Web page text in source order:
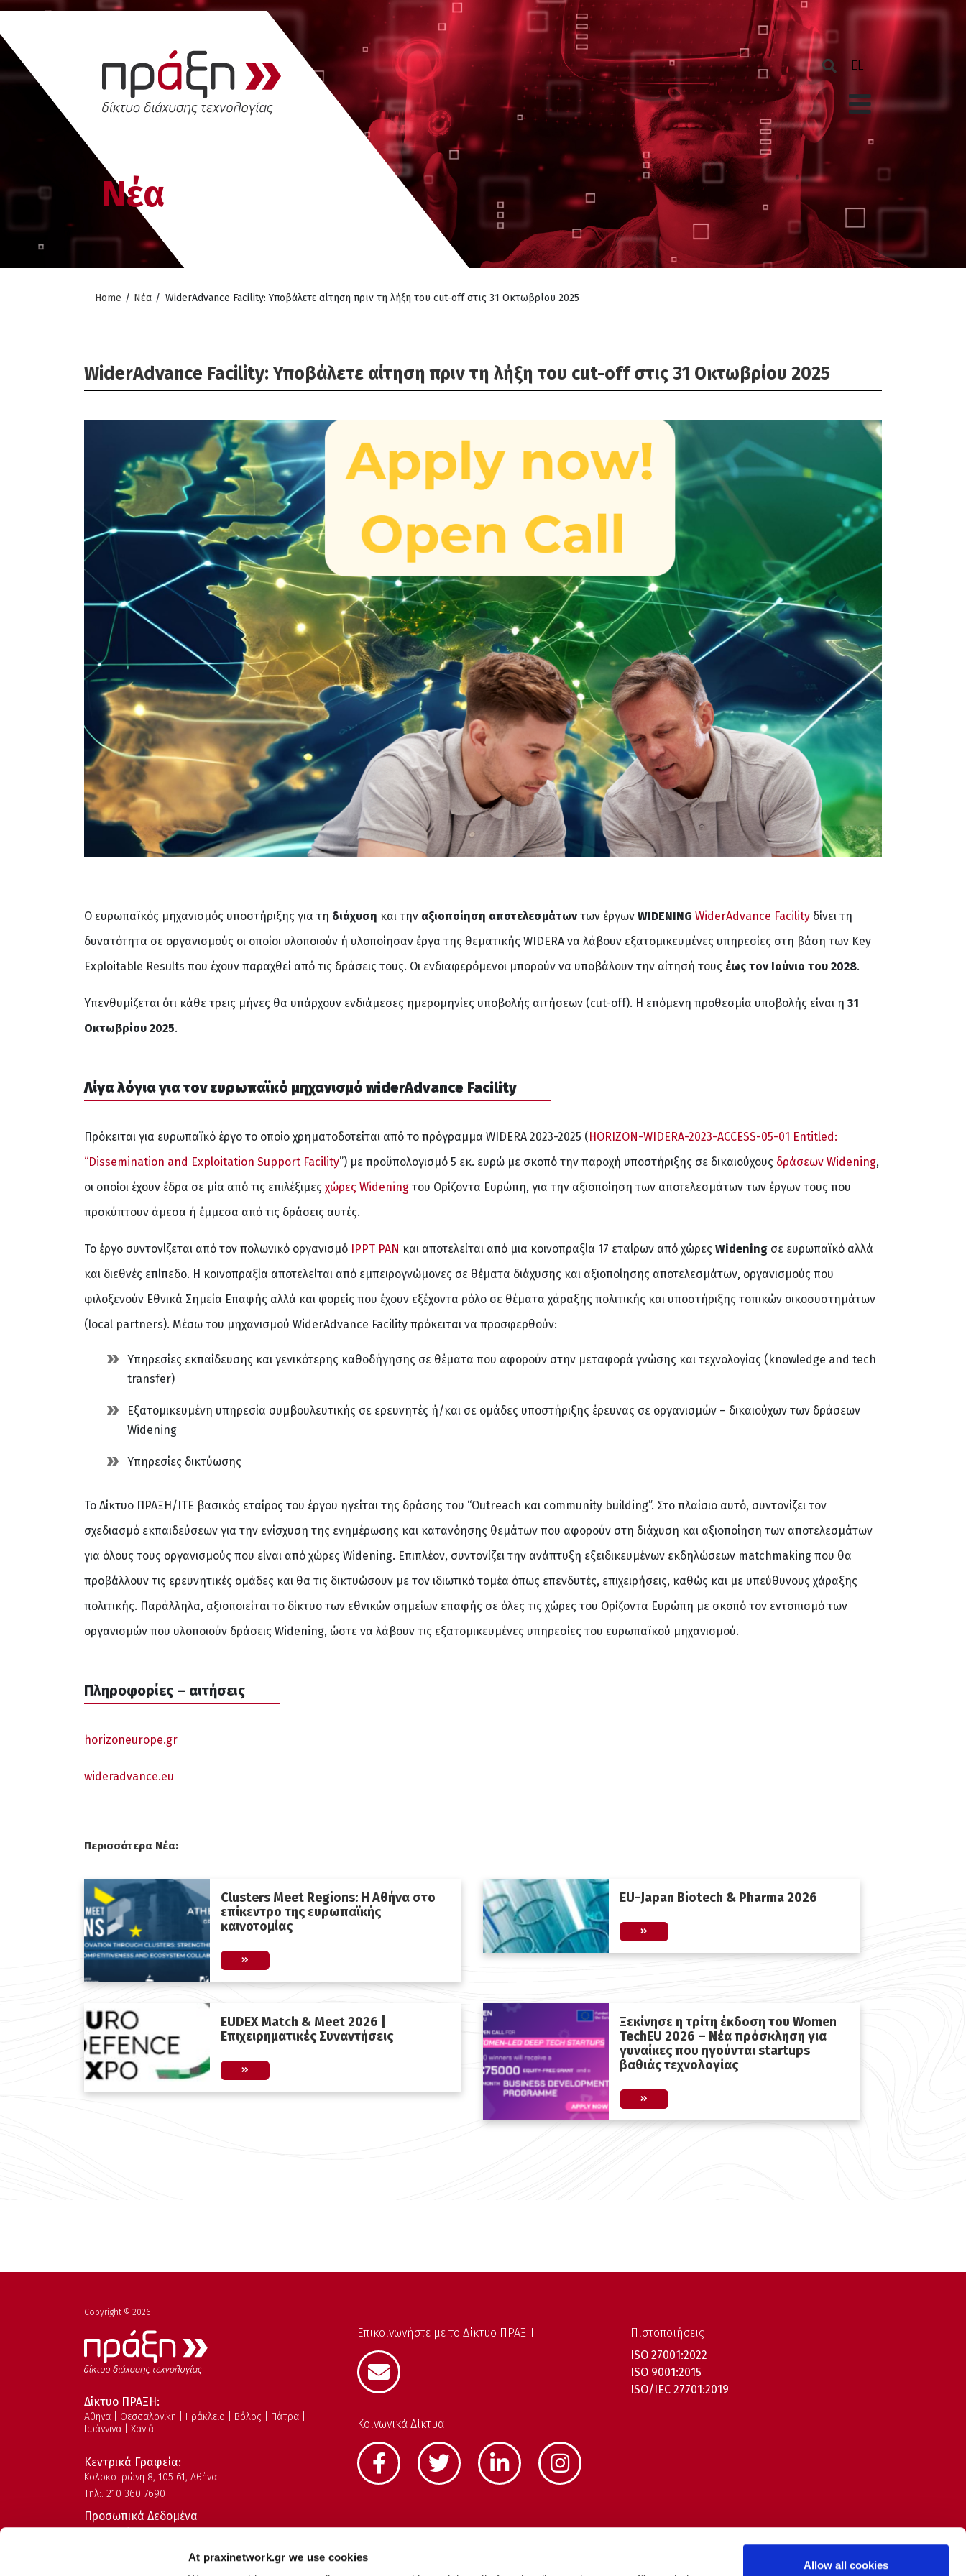
At praxinetwork.gr we use cookies
Allow all cookies
Νέα
Home / Νέα / WiderAdvance Facility: Υποβάλετε αίτηση πριν τη λήξη του cut-off στις 31 Οκτωβρίου 2025
WiderAdvance Facility: Υποβάλετε αίτηση πριν τη λήξη του cut-off στις 31 Οκτωβρίου 2025
O ευρωπαϊκός μηχανισμός υποστήριξης για τη διάχυση και την αξιοποίηση αποτελεσμάτων των έργων WIDENING WiderAdvance Facility δίνει τη
δυνατότητα σε οργανισμούς οι οποίοι υλοποιούν ή υλοποίησαν έργα της θεματικής WIDERA να λάβουν εξατομικευμένες υπηρεσίες στη βάση των Key
Exploitable Results που έχουν παραχθεί από τις δράσεις τους. Oι ενδιαφερόμενοι μπορούν να υποβάλουν την αίτησή τους έως τον Ιούνιο του 2028.
Υπενθυμίζεται ότι κάθε τρεις μήνες θα υπάρχουν ενδιάμεσες ημερομηνίες υποβολής αιτήσεων (cut-off). Η επόμενη προθεσμία υποβολής είναι η 31
Οκτωβρίου 2025.
Λίγα λόγια για τον ευρωπαϊκό μηχανισμό widerAdvance Facility
Πρόκειται για ευρωπαϊκό έργο το οποίο χρηματοδοτείται από το πρόγραμμα WIDERA 2023-2025 (HORIZON-WIDERA-2023-ACCESS-05-01 Entitled:
“Dissemination and Exploitation Support Facility”) με προϋπολογισμό 5 εκ. ευρώ με σκοπό την παροχή υποστήριξης σε δικαιούχους δράσεων Widening,
οι οποίοι έχουν έδρα σε μία από τις επιλέξιμες χώρες Widening του Ορίζοντα Ευρώπη, για την αξιοποίηση των αποτελεσμάτων των έργων τους που
προκύπτουν άμεσα ή έμμεσα από τις δράσεις αυτές.
Το έργο συντονίζεται από τον πολωνικό οργανισμό IPPT PAN και αποτελείται από μια κοινοπραξία 17 εταίρων από χώρες Widening σε ευρωπαϊκό αλλά
και διεθνές επίπεδο. Η κοινοπραξία αποτελείται από εμπειρογνώμονες σε θέματα διάχυσης και αξιοποίησης αποτελεσμάτων, οργανισμούς που
φιλοξενούν Εθνικά Σημεία Επαφής αλλά και φορείς που έχουν εξέχοντα ρόλο σε θέματα χάραξης πολιτικής και υποστήριξης τοπικών οικοσυστημάτων
(local partners). Μέσω του μηχανισμού WiderAdvance Facility πρόκειται να προσφερθούν:
Υπηρεσίες εκπαίδευσης και γενικότερης καθοδήγησης σε θέματα που αφορούν στην μεταφορά γνώσης και τεχνολογίας (knowledge and tech
transfer)
Εξατομικευμένη υπηρεσία συμβουλευτικής σε ερευνητές ή/και σε ομάδες υποστήριξης έρευνας σε οργανισμών – δικαιούχων των δράσεων
Widening
Υπηρεσίες δικτύωσης
Το Δίκτυο ΠΡΑΞΗ/ΙΤΕ βασικός εταίρος του έργου ηγείται της δράσης του “Οutreach και community building”. Στο πλαίσιο αυτό, συντονίζει τον
σχεδιασμό εκπαιδεύσεων για την ενίσχυση της ενημέρωσης και κατανόησης θεμάτων που αφορούν στη διάχυση και αξιοποίηση των αποτελεσμάτων
για όλους τους οργανισμούς που είναι από χώρες Widening. Επιπλέον, συντονίζει την ανάπτυξη εξειδικευμένων εκδηλώσεων matchmaking που θα
προβάλλουν τις ερευνητικές ομάδες και θα τις δικτυώσουν με τον ιδιωτικό τομέα όπως επενδυτές, επιχειρήσεις, καθώς και με υπεύθυνους χάραξης
πολιτικής. Παράλληλα, αξιοποιείται το δίκτυο των εθνικών σημείων επαφής σε όλες τις χώρες του Ορίζοντα Ευρώπη με σκοπό τον εντοπισμό των
οργανισμών που υλοποιούν δράσεις Widening, ώστε να λάβουν τις εξατομικευμένες υπηρεσίες του ευρωπαϊκού μηχανισμού.
Πληροφορίες – αιτήσεις
horizoneurope.gr
wideradvance.eu
Περισσότερα Νέα:
Clusters Meet Regions: Η Αθήνα στο
επίκεντρο της ευρωπαϊκής
καινοτομίας
EU-Japan Biotech & Pharma 2026
EUDEX Match & Meet 2026 |
Επιχειρηματικές Συναντήσεις
Ξεκίνησε η τρίτη έκδοση του Women
TechEU 2026 – Νέα πρόσκληση για
γυναίκες που ηγούνται startups
βαθιάς τεχνολογίας
Copyright © 2026
Δίκτυο ΠΡΑΞΗ:
Αθήνα | Θεσσαλονίκη | Ηράκλειο | Βόλος | Πάτρα |
Ιωάννινα | Χανιά
Κεντρικά Γραφεία:
Kολοκοτρώνη 8, 105 61, Αθήνα
Τηλ:. 210 360 7690
Προσωπικά Δεδομένα
Πολιτική Ασφάλειας Πληροφοριών
Επικοινωνήστε με το Δίκτυο ΠΡΑΞΗ:
Κοινωνικά Δίκτυα
Πιστοποιήσεις
ISO 27001:2022
ISO 9001:2015
ISO/IEC 27701:2019